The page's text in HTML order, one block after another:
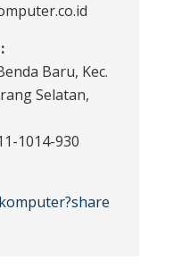
Baru, Kec.
Selatan,
1014-930